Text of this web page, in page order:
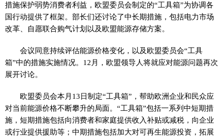
措施保护弱势消费者利益，欧盟委员会制定的“工具箱”为协调各
国行动提供了框架。部长们还讨论了中长期措施，包括电力市场
改革、自愿联合购气计划以及欧盟能源存储方案。
会议同意持续评估能源价格变化，以及欧盟委员会“工具
箱”中的措施实施情况。12月，欧盟领导人将就应对能源问题再次
展开讨论。
欧盟委员会本月13日制定“工具箱”，帮助欧洲企业和民众应
对当前能源价格不断攀升的局面。“工具箱”包括一系列中短期措
施，短期措施包括向消费者和家庭提供收入补贴或减税，向企业
或行业提供援助等；中期措施包括加大对可再生能源投资，拓展